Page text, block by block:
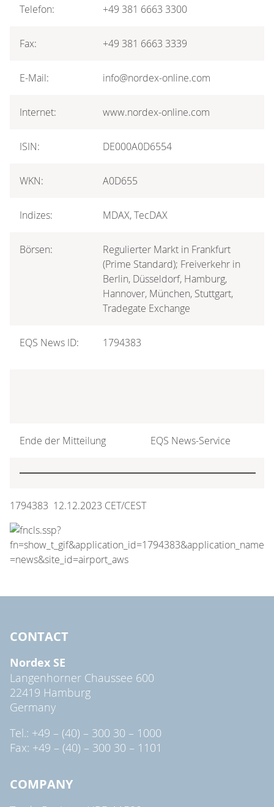
Telefon: +49 381 6663 3300
Fax: +49 381 6663 3339
E-Mail: info@nordex-online.com
Internet: www.nordex-online.com
ISIN: DE000A0D6554
WKN: A0D655
Indizes: MDAX, TecDAX
Börsen:
Regulierter Markt in Frankfurt
(Prime Standard); Freiverkehr in
Berlin, Düsseldorf, Hamburg,
Hannover, München, Stuttgart,
Tradegate Exchange
EQS News ID: 1794383
Ende der Mitteilung EQS News-Service
1794383 12.12.2023 CET/CEST
CONTACT
Nordex SE
Langenhorner Chaussee 600
22419 Hamburg
Germany
Tel.: +49 – (40) – 300 30 – 1000
Fax: +49 – (40) – 300 30 – 1101
COMPANY